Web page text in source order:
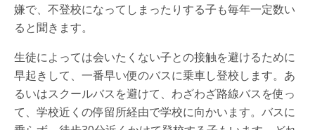
嫌で、不登校になってしまったりする子も毎年一定数い
ると聞きます。
生徒によっては会いたくない子との接触を避けるために
早起きして、一番早い便のバスに乗車し登校します。あ
るいはスクールバスを避けて、わざわざ路線バスを使っ
て、学校近くの停留所経由で学校に向かいます。バスに